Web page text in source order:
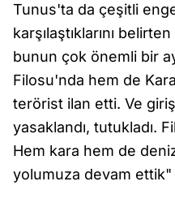
Tunus'ta da çeşitli
karşılaştıklarını
bunun çok önemli bir
Filosu'nda hem de
terörist ilan etti. Ve
yasaklandı, tutukladı.
Hem kara hem de
yolumuza devam